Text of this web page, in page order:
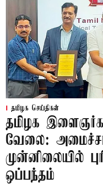
தமிழக செய்திகள்
தமிழக
வேலை:
முன்னிலையில்
ஒப்பந்தம்